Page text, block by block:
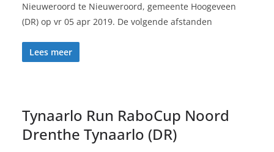
Nieuweroord te Nieuweroord, gemeente Hoogeveen
(DR) op vr 05 apr 2019. De volgende afstanden
Lees meer
Tynaarlo Run RaboCup Noord
Drenthe Tynaarlo (DR)